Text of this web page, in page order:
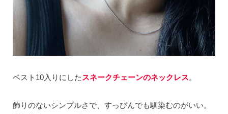
ベスト10入りにした スネークチェーンのネックレス。
飾りのないシンプルさで、すっぴんでも馴染むのがいい。